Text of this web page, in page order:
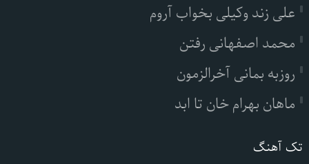
علی زند وکیلی بخواب آروم
محمد اصفهانی رفتن
روزبه بمانی آخرالزمون
ماهان بهرام خان تا ابد
تک آهنگ